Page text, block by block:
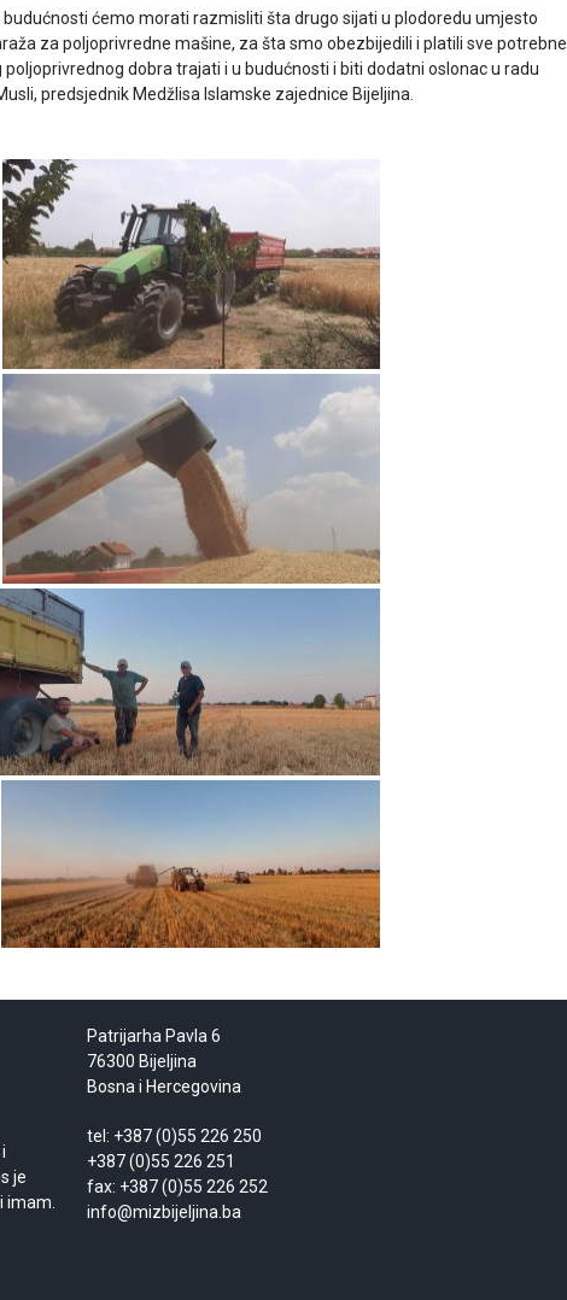
ćemo morati razmisliti šta drugo sijati u plodoredu umjesto
za poljoprivredne mašine, za šta smo obezbijedili i platili sve potrebne
dobra trajati i u budućnosti i biti dodatni oslonac u radu
predsjednik Medžlisa Islamske zajednice Bijeljina.
je
imam.
Patrijarha Pavla 6
76300 Bijeljina
Bosna i Hercegovina
tel: +387 (0)55 226 250
+387 (0)55 226 251
fax: +387 (0)55 226 252
info@mizbijeljina.ba